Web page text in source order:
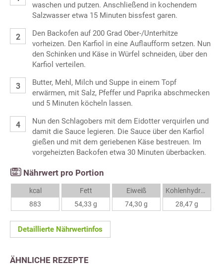
waschen und putzen. Anschließend in kochendem
Salzwasser etwa 15 Minuten bissfest garen.
Den Backofen auf 200 Grad Ober-/Unterhitze
vorheizen. Den Karfiol in eine Auflaufform setzen. Nun
den Schinken und Käse in Würfel schneiden, über den
Karfiol verteilen.
Butter, Mehl, Milch und Suppe in einem Topf
erwärmen, mit Salz, Pfeffer und Paprika abschmecken
und 5 Minuten köcheln lassen.
Nun den Schlagobers mit dem Eidotter verquirlen und
damit die Sauce legieren. Die Sauce über den Karfiol
gießen und mit dem geriebenen Käse bestreuen. Im
vorgeheizten Backofen etwa 30 Minuten überbacken.
Nährwert pro Portion
kcal
883
Fett
54,33 g
Eiweiß
74,30 g
Kohlenhydrate
28,47 g
Detaillierte Nährwertinfos
ÄHNLICHE REZEPTE